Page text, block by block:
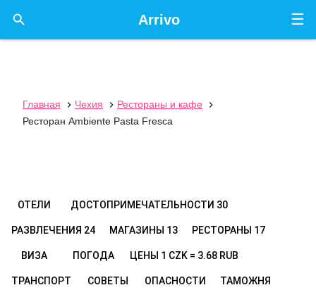
☰
Arrivo

Главная  Чехия  Рестораны и кафе

Ресторан Ambiente Pasta Fresca
ОТЕЛИ ДОСТОПРИМЕЧАТЕЛЬНОСТИ 30
РАЗВЛЕЧЕНИЯ 24 МАГАЗИНЫ 13 РЕСТОРАНЫ 17
ВИЗА ПОГОДА ЦЕНЫ 1 CZK = 3.68 RUB
ТРАНСПОРТ СОВЕТЫ ОПАСНОСТИ ТАМОЖНЯ